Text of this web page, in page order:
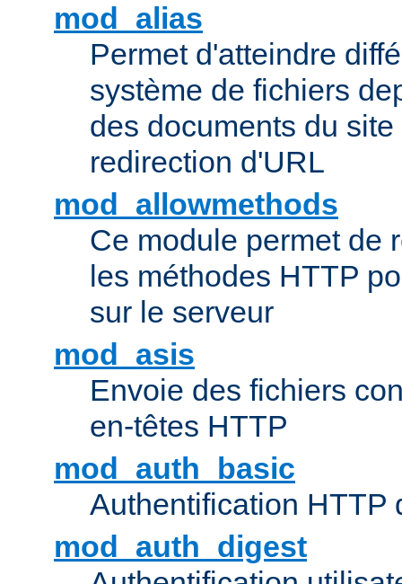
mod_alias
Permet d'atteindre
système de fichiers
des documents du
redirection d'URL
mod_allowmethods
Ce module permet de
les méthodes HTTP
sur le serveur
mod_asis
Envoie des fichiers
en-têtes HTTP
mod_auth_basic
Authentification HTTP
mod_auth_digest